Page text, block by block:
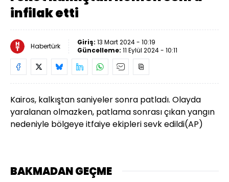
infilak etti
Habertürk Giriş: 13 Mart 2024 - 10:19
Güncelleme: 11 Eylül 2024 - 10:11
Kairos, kalkıştan saniyeler sonra patladı. Olayda
yaralanan olmazken, patlama sonrası çıkan yangın
nedeniyle bölgeye itfaiye ekipleri sevk edildi(AP)
BAKMADAN GEÇME